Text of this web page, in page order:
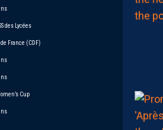
des Lycées
France (CDF)
Cup